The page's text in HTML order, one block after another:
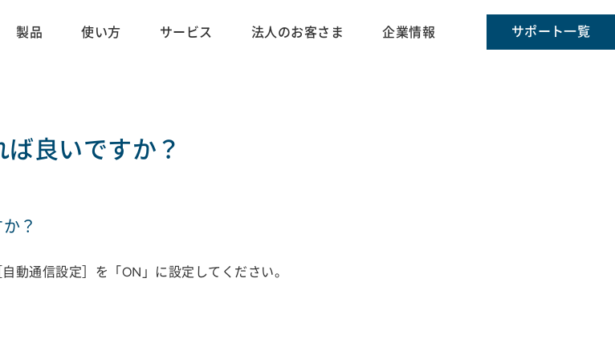
製品 使い方 サービス 法人のお客さま 企業情報 サポート一覧
良いですか？
？
通信設定］を「ON」に設定してください。